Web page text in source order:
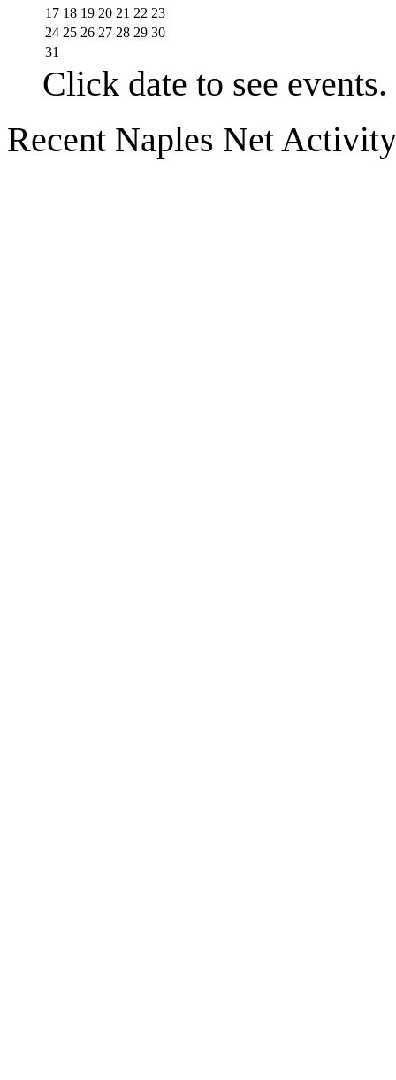
17 18 19 20 21 22 23
24 25 26 27 28 29 30
31
Click date to see events.
Recent Naples Net Activity